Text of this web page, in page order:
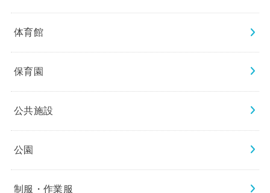
体育館
保育園
公共施設
公園
制服・作業服